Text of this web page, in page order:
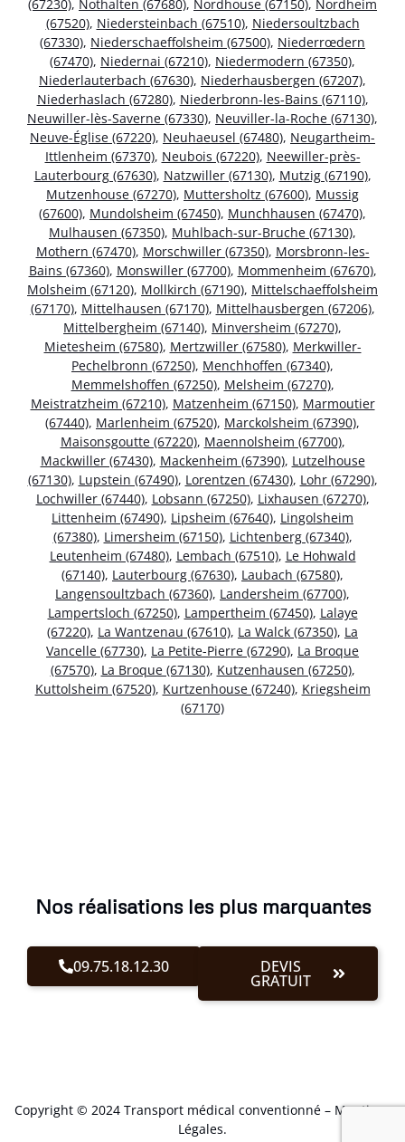
(67230), Nothalten (67680), Nordhouse (67150), Nordheim
(67520), Niedersteinbach (67510), Niedersoultzbach
(67330), Niederschaeffolsheim (67500), Niederrœdern
(67470), Niedernai (67210), Niedermodern (67350),
Niederlauterbach (67630), Niederhausbergen (67207),
Niederhaslach (67280), Niederbronn-les-Bains (67110),
Neuwiller-lès-Saverne (67330), Neuviller-la-Roche (67130),
Neuve-Église (67220), Neuhaeusel (67480), Neugartheim-
Ittlenheim (67370), Neubois (67220), Neewiller-près-
Lauterbourg (67630), Natzwiller (67130), Mutzig (67190),
Mutzenhouse (67270), Muttersholtz (67600), Mussig
(67600), Mundolsheim (67450), Munchhausen (67470),
Mulhausen (67350), Muhlbach-sur-Bruche (67130),
Mothern (67470), Morschwiller (67350), Morsbronn-les-
Bains (67360), Monswiller (67700), Mommenheim (67670),
Molsheim (67120), Mollkirch (67190), Mittelschaeffolsheim
(67170), Mittelhausen (67170), Mittelhausbergen (67206),
Mittelbergheim (67140), Minversheim (67270),
Mietesheim (67580), Mertzwiller (67580), Merkwiller-
Pechelbronn (67250), Menchhoffen (67340),
Memmelshoffen (67250), Melsheim (67270),
Meistratzheim (67210), Matzenheim (67150), Marmoutier
(67440), Marlenheim (67520), Marckolsheim (67390),
Maisonsgoutte (67220), Maennolsheim (67700),
Mackwiller (67430), Mackenheim (67390), Lutzelhouse
(67130), Lupstein (67490), Lorentzen (67430), Lohr (67290),
Lochwiller (67440), Lobsann (67250), Lixhausen (67270),
Littenheim (67490), Lipsheim (67640), Lingolsheim
(67380), Limersheim (67150), Lichtenberg (67340),
Leutenheim (67480), Lembach (67510), Le Hohwald
(67140), Lauterbourg (67630), Laubach (67580),
Langensoultzbach (67360), Landersheim (67700),
Lampertsloch (67250), Lampertheim (67450), Lalaye
(67220), La Wantzenau (67610), La Walck (67350), La
Vancelle (67730), La Petite-Pierre (67290), La Broque
(67570), La Broque (67130), Kutzenhausen (67250),
Kuttolsheim (67520), Kurtzenhouse (67240), Kriegsheim
(67170)
Nos réalisations les plus marquantes
09.75.18.12.30 DEVIS
GRATUIT
Copyright © 2024 Transport médical conventionné – Mentions
Légales.